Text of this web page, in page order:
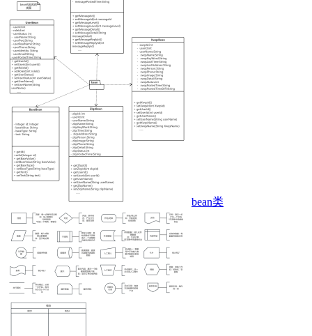
bean类